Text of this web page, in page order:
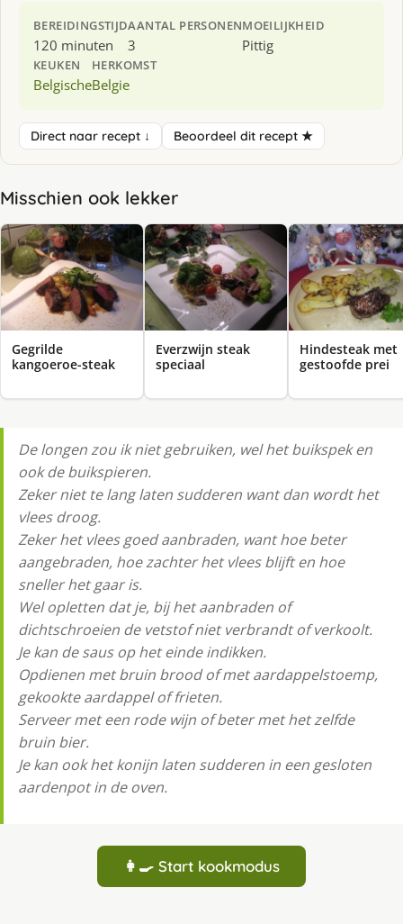
BEREIDINGSTIJD
120 minuten
AANTAL PERSONEN
3
MOEILIJKHEID
Pittig
KEUKEN
Belgische
HERKOMST
Belgie
Direct naar recept ↓ Beoordeel dit recept ★
Misschien ook lekker
Gegrilde
kangoeroe-steak
Everzwijn steak
speciaal
Hindesteak met
gestoofde prei
De longen zou ik niet gebruiken, wel het buikspek en
ook de buikspieren.
Zeker niet te lang laten sudderen want dan wordt het
vlees droog.
Zeker het vlees goed aanbraden, want hoe beter
aangebraden, hoe zachter het vlees blijft en hoe
sneller het gaar is.
Wel opletten dat je, bij het aanbraden of
dichtschroeien de vetstof niet verbrandt of verkoolt.
Je kan de saus op het einde indikken.
Opdienen met bruin brood of met aardappelstoemp,
gekookte aardappel of frieten.
Serveer met een rode wijn of beter met het zelfde
bruin bier.
Je kan ook het konijn laten sudderen in een gesloten
aardenpot in de oven.
👩‍🍳 Start kookmodus